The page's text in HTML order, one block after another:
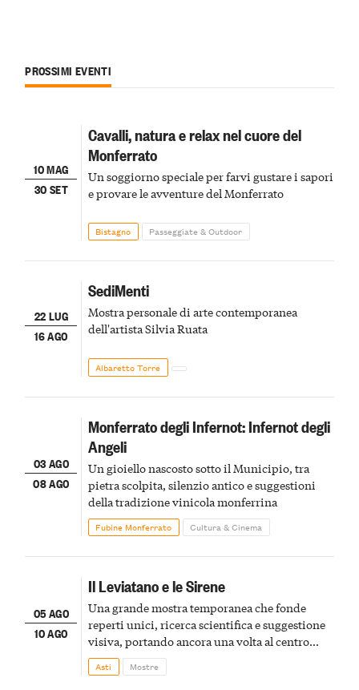
PROSSIMI EVENTI
10 MAG
30 SET
Cavalli, natura e relax nel cuore del
Monferrato
Un soggiorno speciale per farvi gustare i sapori
e provare le avventure del Monferrato
Bistagno Passeggiate & Outdoor
22 LUG
16 AGO
SediMenti
Mostra personale di arte contemporanea
dell'artista Silvia Ruata
Albaretto Torre
03 AGO
08 AGO
Monferrato degli Infernot: Infernot degli
Angeli
Un gioiello nascosto sotto il Municipio, tra
pietra scolpita, silenzio antico e suggestioni
della tradizione vinicola monferrina
Fubine Monferrato Cultura & Cinema
05 AGO
10 AGO
Il Leviatano e le Sirene
Una grande mostra temporanea che fonde
reperti unici, ricerca scientifica e suggestione
visiva, portando ancora una volta al centro
della scena le meraviglie del passato astigiano
Asti Mostre